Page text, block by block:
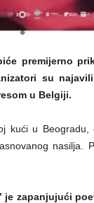
premijerno
su
u Belgiji.
kući u
nasilja.
je zapanjujući